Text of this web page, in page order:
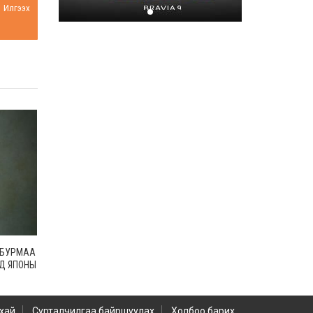
Илгээх
ЯПОНЫ
Хором бүр усаа
Сурталчилгаа байршуулах Холбоо барих